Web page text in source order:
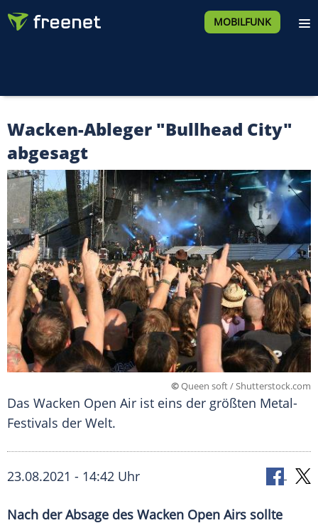
MOBILFUNK
Wacken-Ableger "Bullhead City"
abgesagt
©Queen soft / Shutterstock.com
Das Wacken Open Air ist eins der größten Metal-
Festivals der Welt.
23.08.2021 - 14:42 Uhr
Nach der Absage des Wacken Open Airs sollte